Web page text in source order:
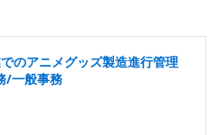
のアニメグッズ製造進行管理
/一般事務